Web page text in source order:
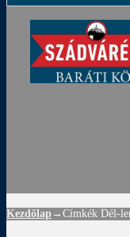
Kezdőlap →Címkék Dél-